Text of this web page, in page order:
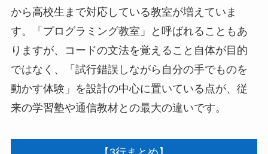
から高校生まで対応している教室が増えていま
す。「プログラミング教室」と呼ばれることもあ
りますが、コードの文法を覚えること自体が目的
ではなく、「試行錯誤しながら自分の手でものを
動かす体験」を設計の中心に置いている点が、従
来の学習塾や通信教材との最大の違いです。